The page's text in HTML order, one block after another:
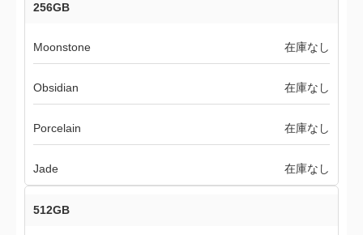
256GB
Moonstone 在庫なし
Obsidian 在庫なし
Porcelain 在庫なし
Jade 在庫なし
512GB